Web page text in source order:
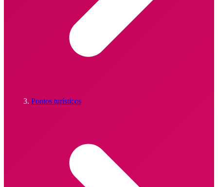
Pontos turísticos